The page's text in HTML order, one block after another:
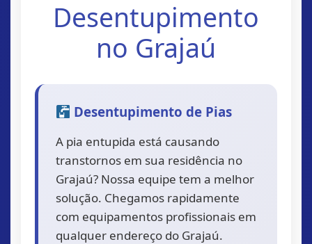
Desentupimento
no Grajaú
Desentupimento de Pias
A pia entupida está causando
transtornos em sua residência no
Grajaú? Nossa equipe tem a melhor
solução. Chegamos rapidamente
com equipamentos profissionais em
qualquer endereço do Grajaú.